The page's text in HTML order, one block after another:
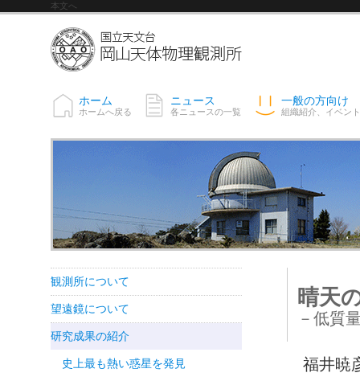
本文へ
ホーム
ホームへ戻る
ニュース
各ニュースの一覧
一般の方向け
組織紹介、イベン
晴天
－低質
福井暁
観測所について
望遠鏡について
研究成果の紹介
史上最も熱い惑星を発見